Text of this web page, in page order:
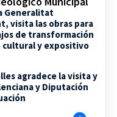
Generalitat
visita las obras para
de transformación
cultural y expositivo
agradece la visita y
y Diputación